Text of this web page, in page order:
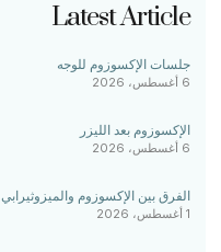
Latest Article
جلسات الإكسوزوم للوجه
6 أغسطس، 2026
الإكسوزوم بعد الليزر
6 أغسطس، 2026
الفرق بين الإكسوزوم والميزوثيرابي
1 أغسطس، 2026